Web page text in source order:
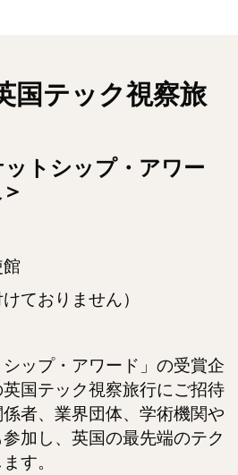
国テック視察旅
ットシップ・アワー
けておりません）
シップ・アワード」の受賞企
国テック視察旅行にご招待
者、業界団体、学術機関や
加し、英国の最先端のテク
す。